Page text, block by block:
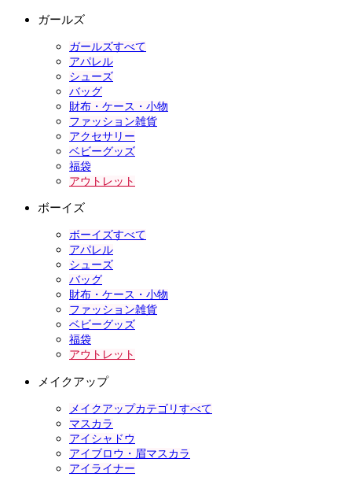
ガールズ
ガールズすべて
アパレル
シューズ
バッグ
財布・ケース・小物
ファッション雑貨
アクセサリー
ベビーグッズ
福袋
アウトレット
ボーイズ
ボーイズすべて
アパレル
シューズ
バッグ
財布・ケース・小物
ファッション雑貨
ベビーグッズ
福袋
アウトレット
メイクアップ
メイクアップカテゴリすべて
マスカラ
アイシャドウ
アイブロウ・眉マスカラ
アイライナー